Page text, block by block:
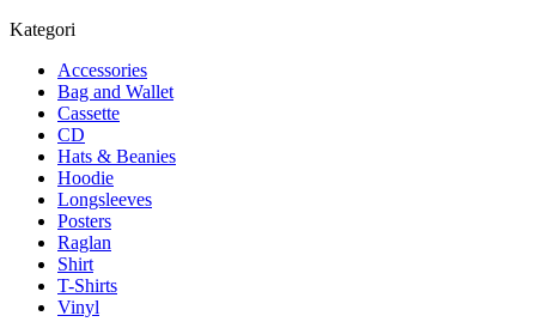
Kategori
Accessories
Bag and Wallet
Cassette
CD
Hats & Beanies
Hoodie
Longsleeves
Posters
Raglan
Shirt
T-Shirts
Vinyl